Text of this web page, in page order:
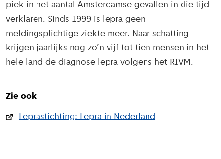
piek in het aantal Amsterdamse gevallen in die tijd
verklaren. Sinds 1999 is lepra geen
meldingsplichtige ziekte meer. Naar schatting
krijgen jaarlijks nog zo’n vijf tot tien mensen in het
hele land de diagnose lepra volgens het RIVM.
Zie ook
Leprastichting: Lepra in Nederland